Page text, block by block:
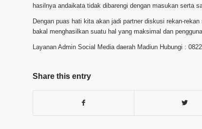
hasilnya andaikata tidak dibarengi dengan masukan serta
Dengan puas hati kita akan jadi partner diskusi rekan-
bakal menghasilkan suatu hal yang maksimal dan
Layanan Admin Social Media daerah Madiun Hubungi :
Share this entry